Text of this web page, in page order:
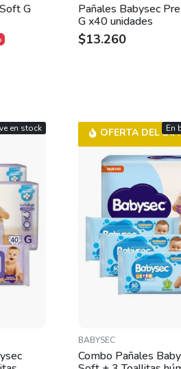
G
Pañales Babysec
G x40 unidades
$13.260
en stock
BABYSEC
Combo Pañales
OFERTA DEL DÍA
En